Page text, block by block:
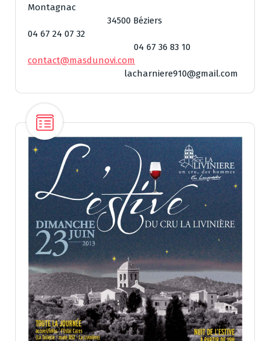
Montagnac
34500 Béziers
04 67 24 07 32
04 67 36 83 10
contact@masdunovi.com
lacharniere910@gmail.com